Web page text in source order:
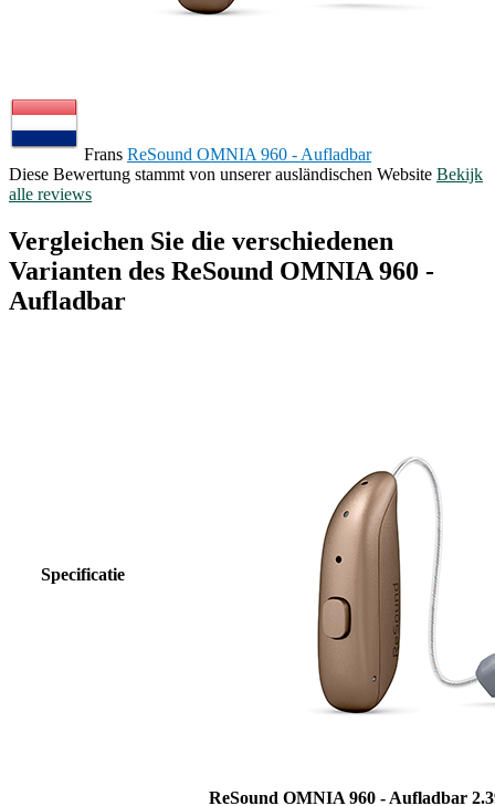
Frans ReSound OMNIA 960 - Aufladbar
Diese Bewertung stammt von unserer ausländischen Website Bekijk
alle reviews
Vergleichen Sie die verschiedenen
Varianten des ReSound OMNIA 960 -
Aufladbar
Specificatie
ReSound OMNIA 960 - Aufladbar